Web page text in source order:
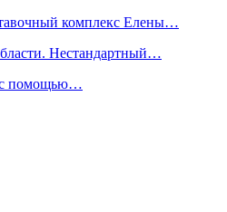
комплекс Елены…
Нестандартный…
с помощью…